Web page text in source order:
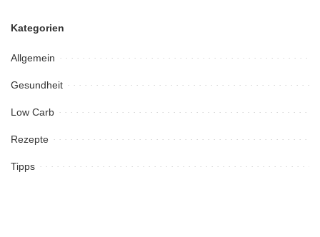
Kategorien
Allgemein
Gesundheit
Low Carb
Rezepte
Tipps